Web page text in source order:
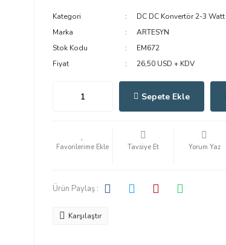
Kategori
DC DC Konvertör 2-3 Watt
Marka
ARTESYN
Stok Kodu
EM672
Fiyat
26,50 USD + KDV
Sepete Ekle
Tavsiye Et Yorum Yaz
Ürün Paylaş :
Karşılaştır